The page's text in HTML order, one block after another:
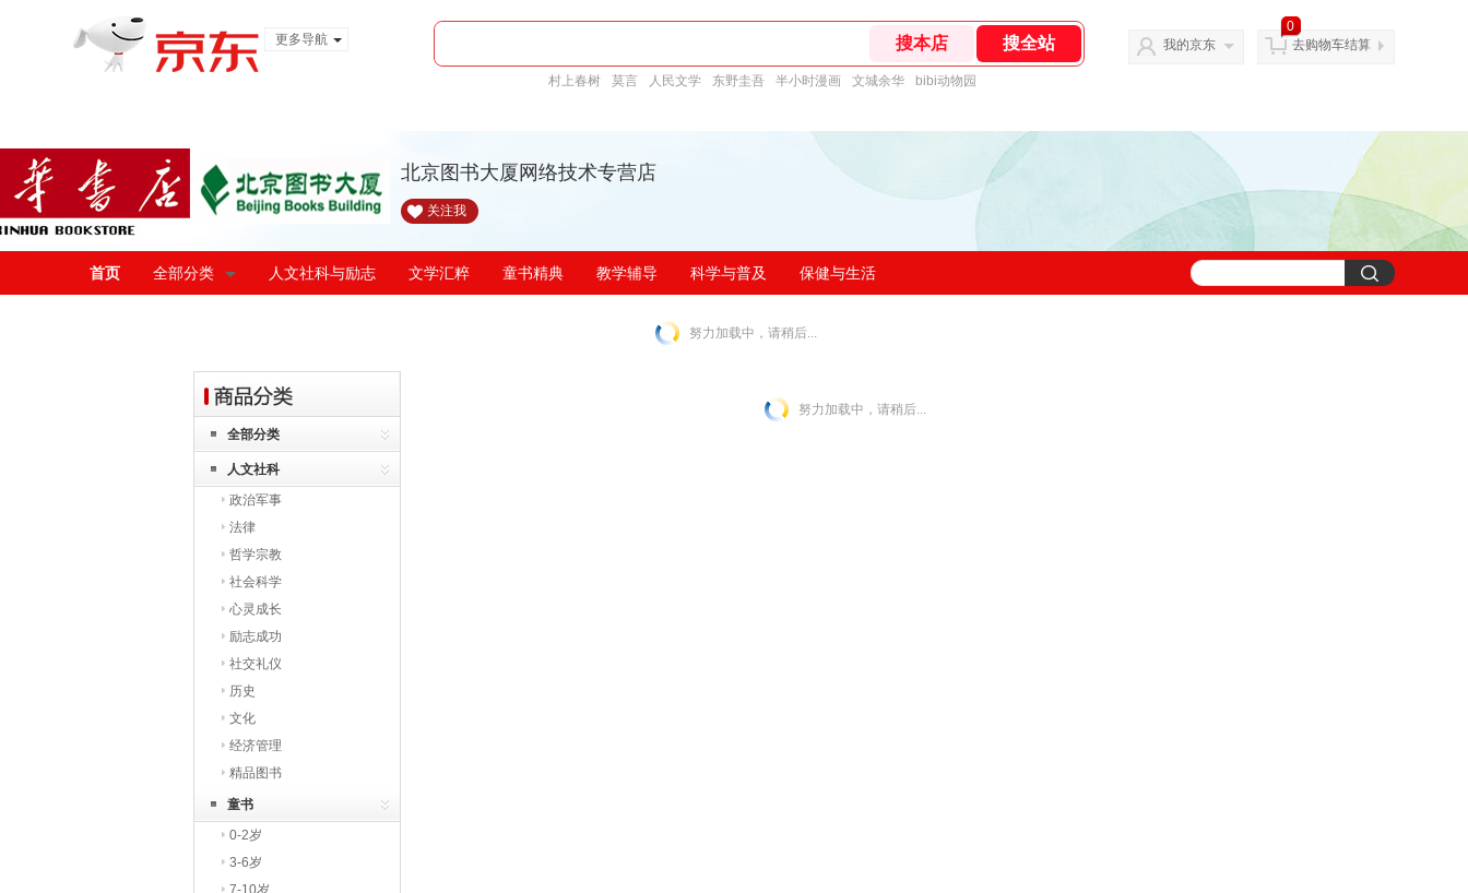
更多导航
村上春树 莫言 人民文学 东野圭吾 半小时漫画 文城余华 bibi动物园
我的京东
0
去购物车结算
北京图书大厦网络技术专营店
关注我
首页 全部分类 人文社科与励志 文学汇粹 童书精典 教学辅导 科学与普及 保健与生活
努力加载中，请稍后...
全部分类
人文社科
政治军事
法律
哲学宗教
社会科学
心灵成长
励志成功
社交礼仪
历史
文化
经济管理
精品图书
童书
0-2岁
3-6岁
7-10岁
努力加载中，请稍后...